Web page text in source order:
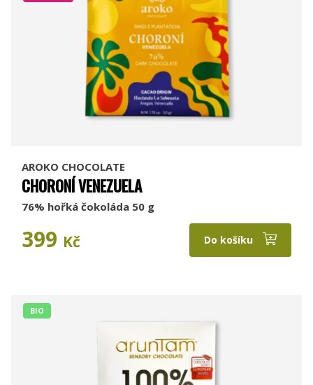
AROKO CHOCOLATE
CHORONÍ VENEZUELA
76% hořká čokoláda 50 g
399 Kč Do košíku
BIO